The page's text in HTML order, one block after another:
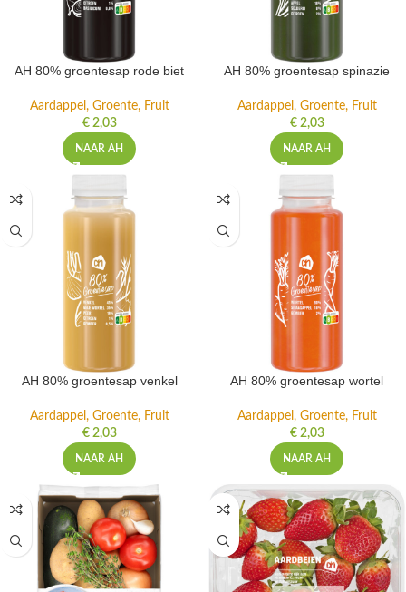
AH 80% groentesap rode biet
Aardappel, Groente, Fruit
€2,03
NAAR AH
AH 80% groentesap spinazie
Aardappel, Groente, Fruit
€2,03
NAAR AH
AH 80% groentesap venkel
Aardappel, Groente, Fruit
€2,03
NAAR AH
AH 80% groentesap wortel
Aardappel, Groente, Fruit
€2,03
NAAR AH